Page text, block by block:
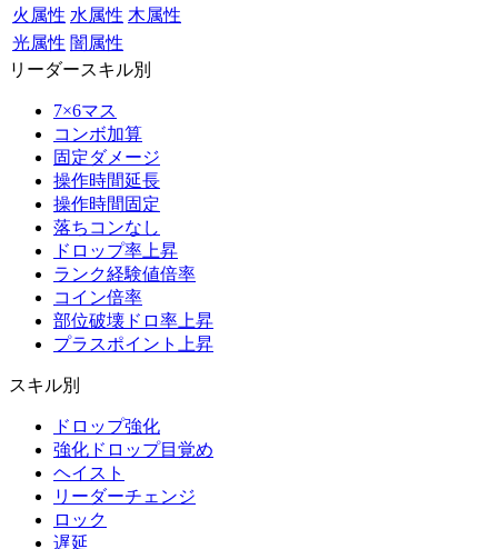
火属性 水属性 木属性
光属性 闇属性
リーダースキル別
7×6マス
コンボ加算
固定ダメージ
操作時間延長
操作時間固定
落ちコンなし
ドロップ率上昇
ランク経験値倍率
コイン倍率
部位破壊ドロ率上昇
プラスポイント上昇
スキル別
ドロップ強化
強化ドロップ目覚め
ヘイスト
リーダーチェンジ
ロック
遅延